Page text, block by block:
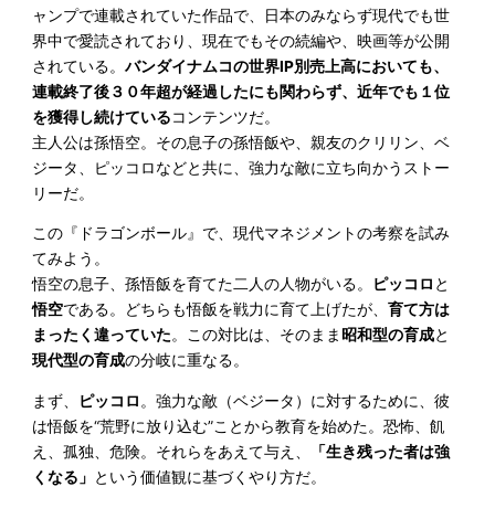
ャンプで連載されていた作品で、日本のみならず現代でも世
界中で愛読されており、現在でもその続編や、映画等が公開
されている。バンダイナムコの世界IP別売上高においても、
連載終了後３０年超が経過したにも関わらず、近年でも１位
を獲得し続けているコンテンツだ。
主人公は孫悟空。その息子の孫悟飯や、親友のクリリン、ベ
ジータ、ピッコロなどと共に、強力な敵に立ち向かうストー
リーだ。
この『ドラゴンボール』で、現代マネジメントの考察を試み
てみよう。
悟空の息子、孫悟飯を育てた二人の人物がいる。
ピッコロ と
悟空である。どちらも悟飯を戦力に育て上げたが、育て方は
まったく違っていた。この対比は、そのまま 昭和型の育成と
現代型の育成の分岐に重なる。
まず、 ピッコロ 。強力な敵（ベジータ）に対するために、彼
は悟飯を“荒野に放り込む”ことから教育を始めた。恐怖、飢
え、孤独、危険。それらをあえて与え、
「生き残った者は強
くなる」 という価値観に基づくやり方だ。